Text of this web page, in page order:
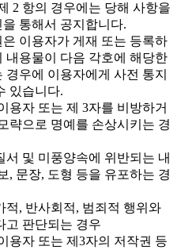
2 항의 경우에는 당해 사항을
통해서 공지합니다.
이용자가 게재 또는 등록하
내용물이 다음 각호에 해당한
경우에 이용자에게 사전 통지
있습니다.
용자 또는 제 3자를 비방하거
략으로 명예를 손상시키는 경
서 및 미풍양속에 위반되는 내
, 문장, 도형 등을 유포하는 경
적, 반사회적, 범죄적 행위와
고 판단되는 경우
용자 또는 제3자의 저작권 등